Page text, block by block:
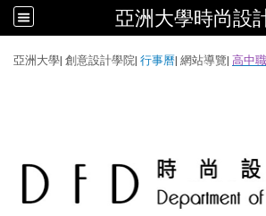
亞洲大學時尚設
亞洲大學| 創意設計學院| 行事曆| 網站導覽| 高中